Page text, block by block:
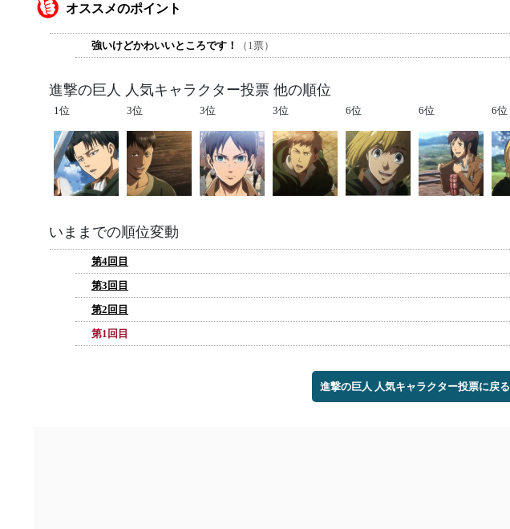
オススメのポイント
強いけどかわいいところです！ （1票）
進撃の巨人 人気キャラクター投票 他の順位
1位 3位 3位 3位 6位 6位 6位
いままでの順位変動
第4回目
第3回目
第2回目
第1回目
進撃の巨人 人気キャラクター投票に戻る